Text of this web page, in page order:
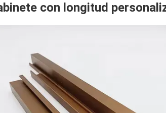
con longitud